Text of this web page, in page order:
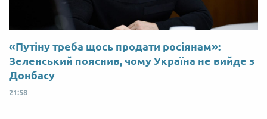
«Путіну треба щось продати росіянам»:
Зеленський пояснив, чому Україна не вийде з
Донбасу
21:58